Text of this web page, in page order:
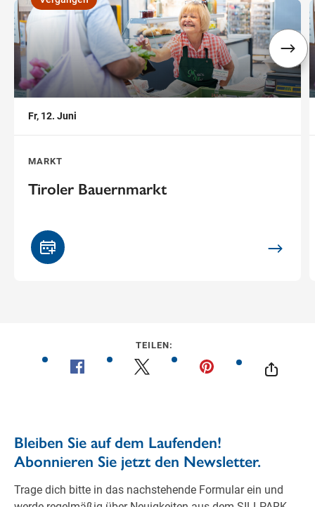
,
Fr, 12. Juni
MARKT
Tiroler Bauernmarkt
,
TEILEN: